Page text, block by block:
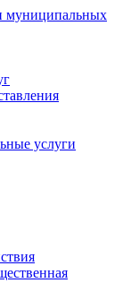
муниципальных
услуги